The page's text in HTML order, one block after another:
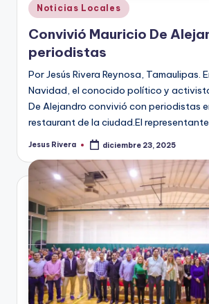
Publicado
en
Noticias Locales
Convivió Mauricio De
periodistas
Por Jesús Rivera Reynosa, Tamaulipas.
Navidad, el conocido político y
De Alejandro convivió con periodistas
restaurant de la ciudad.El
Publicado
Jesus Rivera diciembre 23, 2025